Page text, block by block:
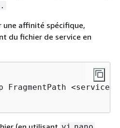
une affinité spécifique,
du fichier de service en
<service